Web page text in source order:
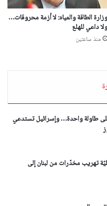
وزارة الطاقة والمياه: لا أزمة محروقات…
ولا داعي للهلع
منذ ساعتين
طاولة واحدة… وإسرائيل تستدعي
تهريب مخدّرات من لبنان إلى